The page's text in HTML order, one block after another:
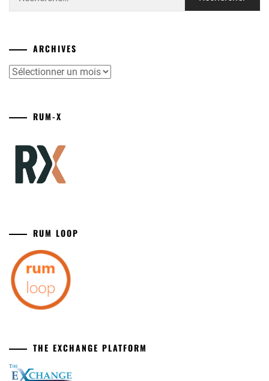
ARCHIVES
Archives
RUM-X
RUM LOOP
THE EXCHANGE PLATFORM